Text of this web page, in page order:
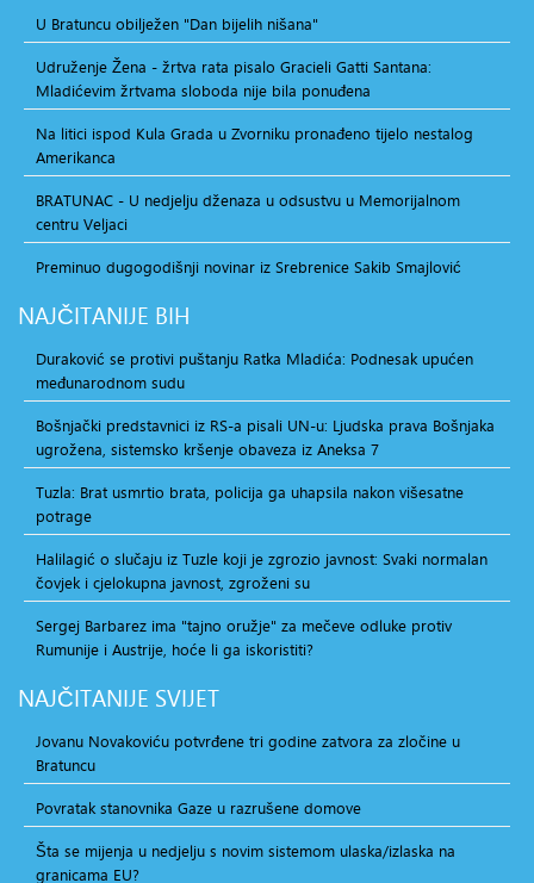
U Bratuncu obilježen "Dan bijelih nišana"
Udruženje Žena - žrtva rata pisalo Gracieli Gatti Santana:
Mladićevim žrtvama sloboda nije bila ponuđena
Na litici ispod Kula Grada u Zvorniku pronađeno tijelo nestalog
Amerikanca
BRATUNAC - U nedjelju dženaza u odsustvu u Memorijalnom
centru Veljaci
Preminuo dugogodišnji novinar iz Srebrenice Sakib Smajlović
NAJČITANIJE BIH
Duraković se protivi puštanju Ratka Mladića: Podnesak upućen
međunarodnom sudu
Bošnjački predstavnici iz RS-a pisali UN-u: Ljudska prava Bošnjaka
ugrožena, sistemsko kršenje obaveza iz Aneksa 7
Tuzla: Brat usmrtio brata, policija ga uhapsila nakon višesatne
potrage
Halilagić o slučaju iz Tuzle koji je zgrozio javnost: Svaki normalan
čovjek i cjelokupna javnost, zgroženi su
Sergej Barbarez ima "tajno oružje" za mečeve odluke protiv
Rumunije i Austrije, hoće li ga iskoristiti?
NAJČITANIJE SVIJET
Jovanu Novakoviću potvrđene tri godine zatvora za zločine u
Bratuncu
Povratak stanovnika Gaze u razrušene domove
Šta se mijenja u nedjelju s novim sistemom ulaska/izlaska na
granicama EU?